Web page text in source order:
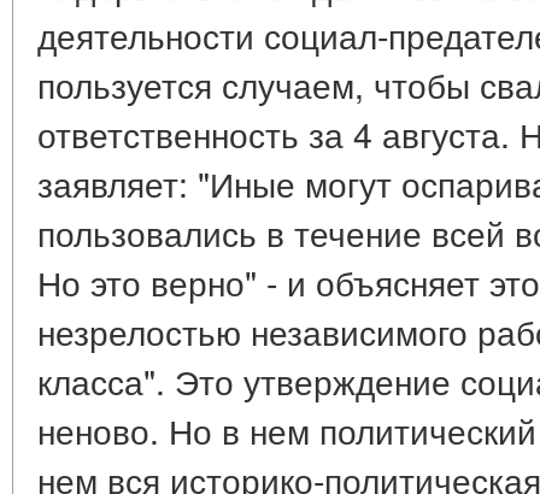
деятельности социал-
пользуется случаем, чтобы
ответственность за 4
заявляет: "Иные могут
пользовались в течение всей
Но это верно" - и объясняет
незрелостью независимого
класса". Это утверждение
неново. Но в нем политический
нем вся историко-